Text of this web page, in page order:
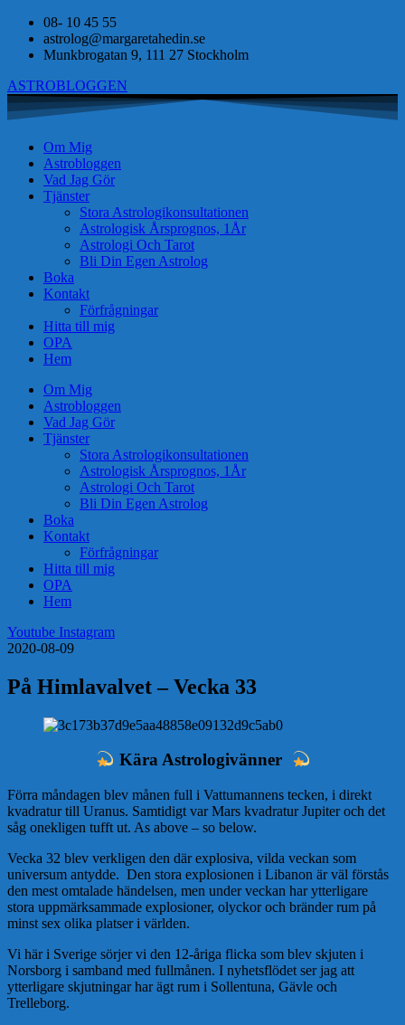
08- 10 45 55
astrolog@margaretahedin.se
Munkbrogatan 9, 111 27 Stockholm
ASTROBLOGGEN
Om Mig
Astrobloggen
Vad Jag Gör
Tjänster
Stora Astrologikonsultationen
Astrologisk Årsprognos, 1År
Astrologi Och Tarot
Bli Din Egen Astrolog
Boka
Kontakt
Förfrågningar
Hitta till mig
OPA
Hem
Om Mig
Astrobloggen
Vad Jag Gör
Tjänster
Stora Astrologikonsultationen
Astrologisk Årsprognos, 1År
Astrologi Och Tarot
Bli Din Egen Astrolog
Boka
Kontakt
Förfrågningar
Hitta till mig
OPA
Hem
Youtube Instagram
2020-08-09
På Himlavalvet – Vecka 33
Kära Astrologivänner
Förra måndagen blev månen full i Vattumannens tecken, i direkt
kvadratur till Uranus. Samtidigt var Mars kvadratur Jupiter och det
såg onekligen tufft ut. As above – so below.
Vecka 32 blev verkligen den där explosiva, vilda veckan som
universum antydde. Den stora explosionen i Libanon är väl förstås
den mest omtalade händelsen, men under veckan har ytterligare
stora uppmärksammade explosioner, olyckor och bränder rum på
minst sex olika platser i världen.
Vi här i Sverige sörjer vi den 12-åriga flicka som blev skjuten i
Norsborg i samband med fullmånen. I nyhetsflödet ser jag att
ytterligare skjutningar har ägt rum i Sollentuna, Gävle och
Trelleborg.